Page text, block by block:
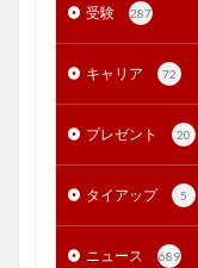
受験 287
キャリア 72
プレゼント 20
タイアップ 5
ニュース 689